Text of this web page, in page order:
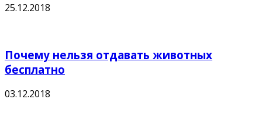
25.12.2018
Почему нельзя отдавать животных
бесплатно
03.12.2018